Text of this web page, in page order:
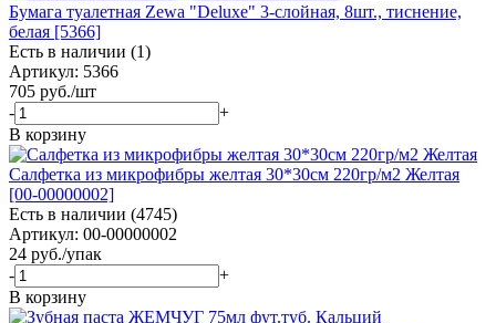
Бумага туалетная Zewa "Deluxe" 3-слойная, 8шт., тиснение,
белая [5366]
Есть в наличии (1)
Артикул: 5366
705 руб./шт
-
+
В корзину
Салфетка из микрофибры желтая 30*30см 220гр/м2 Желтая
[00-00000002]
Есть в наличии (4745)
Артикул: 00-00000002
24 руб./упак
-
+
В корзину